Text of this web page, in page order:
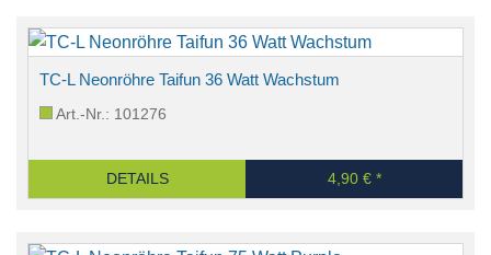
TC-L Neonröhre Taifun 36 Watt Wachstum
Art.-Nr.: 101276
DETAILS 4,90 € *